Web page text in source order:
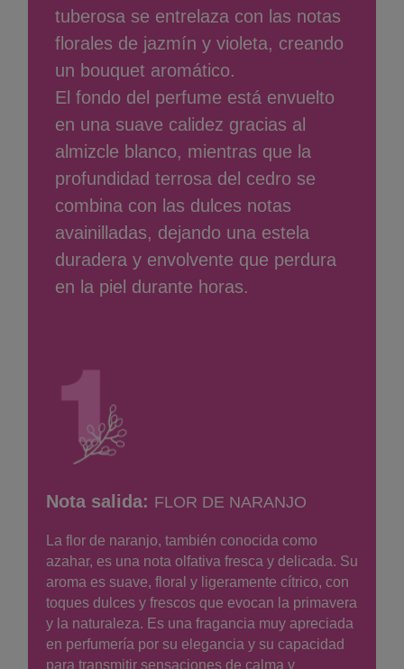
tuberosa se entrelaza con las notas
florales de jazmín y violeta, creando
un bouquet aromático.
El fondo del perfume está envuelto
en una suave calidez gracias al
almizcle blanco, mientras que la
profundidad terrosa del cedro se
combina con las dulces notas
avainilladas, dejando una estela
duradera y envolvente que perdura
en la piel durante horas.
Nota salida: FLOR DE NARANJO
La flor de naranjo, también conocida como
azahar, es una nota olfativa fresca y delicada. Su
aroma es suave, floral y ligeramente cítrico, con
toques dulces y frescos que evocan la primavera
y la naturaleza. Es una fragancia muy apreciada
en perfumería por su elegancia y su capacidad
para transmitir sensaciones de calma y